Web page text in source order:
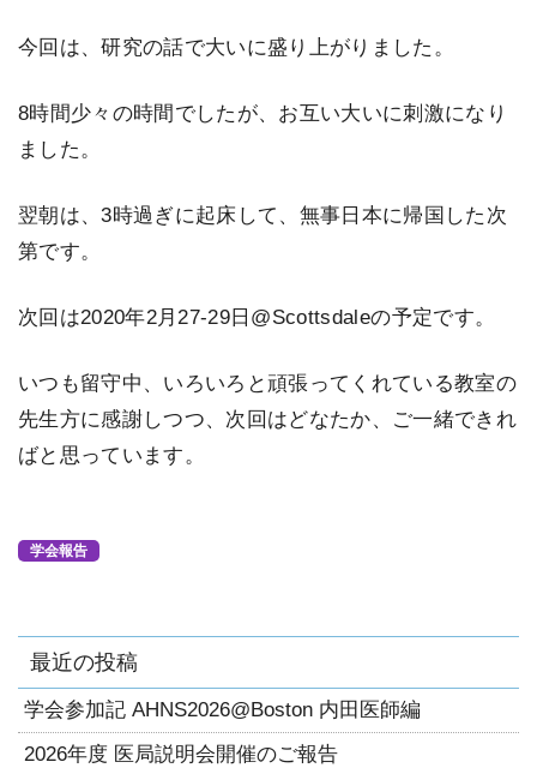
今回は、研究の話で大いに盛り上がりました。
8時間少々の時間でしたが、お互い大いに刺激になり
ました。
翌朝は、3時過ぎに起床して、無事日本に帰国した次
第です。
次回は2020年2月27-29日@Scottsdaleの予定です。
いつも留守中、いろいろと頑張ってくれている教室の
先生方に感謝しつつ、次回はどなたか、ご一緒できれ
ばと思っています。
学会報告
最近の投稿
学会参加記 AHNS2026@Boston 内田医師編
2026年度 医局説明会開催のご報告